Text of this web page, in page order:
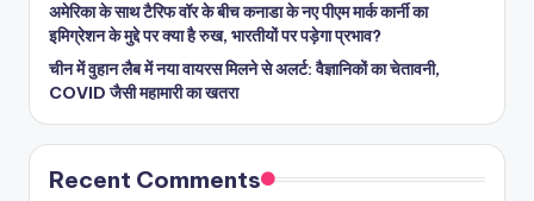
अमेरिका के साथ टैरिफ वॉर के बीच कनाडा के नए पीएम मार्क कार्नी का
इमिग्रेशन के मुद्दे पर क्या है रुख, भारतीयों पर पड़ेगा प्रभाव?
चीन में वुहान लैब में नया वायरस मिलने से अलर्ट: वैज्ञानिकों का चेतावनी,
COVID जैसी महामारी का खतरा
Recent Comments